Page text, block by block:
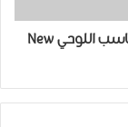
جوجل تطلق صور المصنع Factory Images للحاسب اللوحي New